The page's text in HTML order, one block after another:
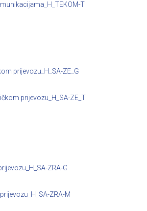
T
prijevozu_H_SA-ZE_G
prijevozu_H_SA-ZE_T
ZRA-G
ZRA-M